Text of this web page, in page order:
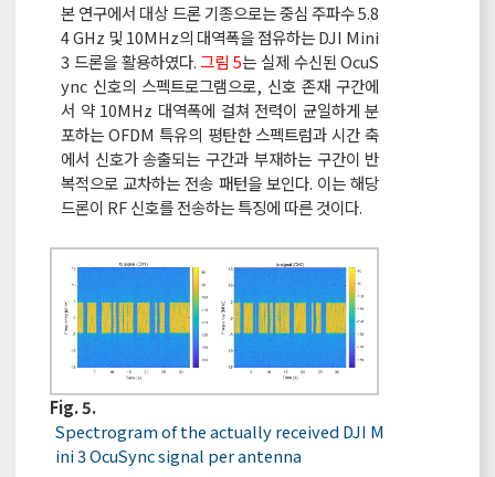
본 연구에서 대상 드론 기종으로는 중심 주파수 5.8
4 GHz 및 10MHz의 대역폭을 점유하는 DJI Mini
3 드론을 활용하였다. 그림 5는 실제 수신된 OcuS
ync 신호의 스펙트로그램으로, 신호 존재 구간에
서 약 10MHz 대역폭에 걸쳐 전력이 균일하게 분
포하는 OFDM 특유의 평탄한 스펙트럼과 시간 축
에서 신호가 송출되는 구간과 부재하는 구간이 반
복적으로 교차하는 전송 패턴을 보인다. 이는 해당
드론이 RF 신호를 전송하는 특징에 따른 것이다.
Fig. 5.
Spectrogram of the actually received DJI M
ini 3 OcuSync signal per antenna